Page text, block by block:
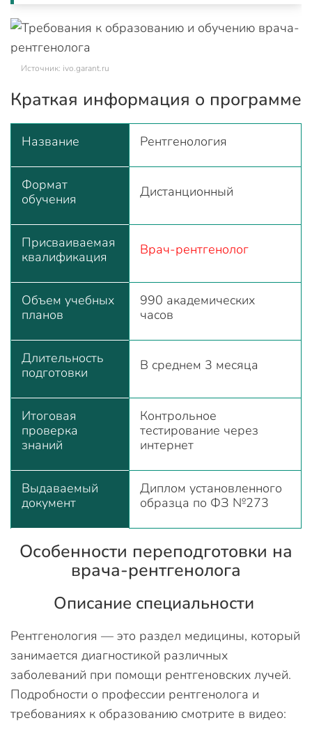
Источник: ivo.garant.ru
Краткая информация о программе
Название Рентгенология
Формат
обучения
Дистанционный
Присваиваемая
квалификация
Врач-рентгенолог
Объем учебных
планов
990 академических
часов
Длительность
подготовки
В среднем 3 месяца
Итоговая
проверка
знаний
Контрольное
тестирование через
интернет
Выдаваемый
документ
Диплом установленного
образца по ФЗ №273
Особенности переподготовки на
врача-рентгенолога
Описание специальности
Рентгенология — это раздел медицины, который
занимается диагностикой различных
заболеваний при помощи рентгеновских лучей.
Подробности о профессии рентгенолога и
требованиях к образованию смотрите в видео: